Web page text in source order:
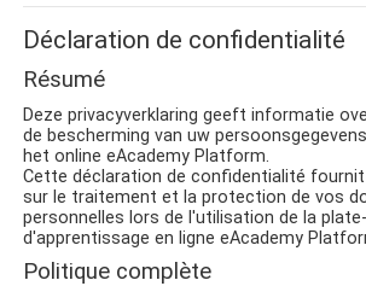
Déclaration de confidentialité
Résumé
Deze privacyverklaring geeft informatie
de bescherming van uw
het onlineeAcademy Platform
Cette déclaration de confidentialité
sur le traitement et la protection de vos
personnelles lors de l'utilisation de la
d'apprentissage en ligneeAcademy
Politique complète